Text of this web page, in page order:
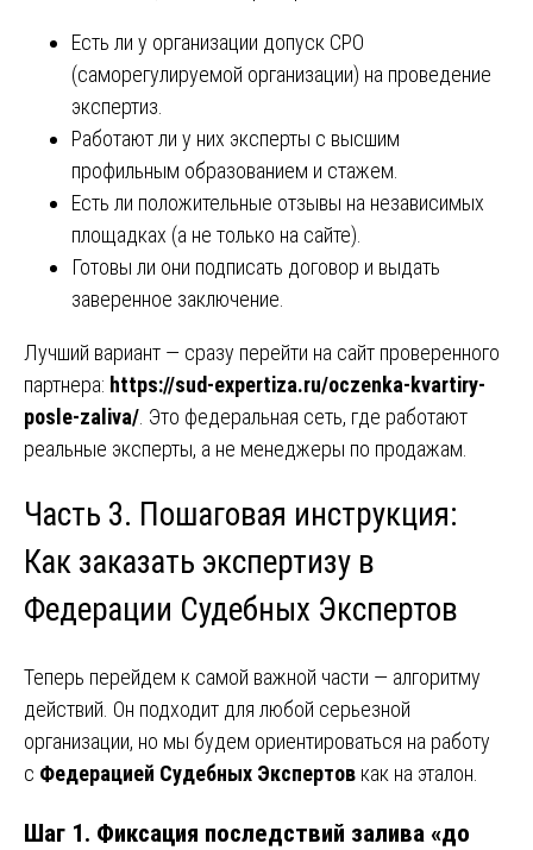
Есть ли у организации допуск СРО
(саморегулируемой организации) на проведение
экспертиз.
Работают ли у них эксперты с высшим
профильным образованием и стажем.
Есть ли положительные отзывы на независимых
площадках (а не только на сайте).
Готовы ли они подписать договор и выдать
заверенное заключение.
Лучший вариант — сразу перейти на сайт проверенного
партнера: https://sud-expertiza.ru/oczenka-kvartiry-
posle-zaliva/ . Это федеральная сеть, где работают
реальные эксперты, а не менеджеры по продажам.
Часть 3. Пошаговая инструкция:
Как заказать экспертизу в
Федерации Судебных Экспертов
Теперь перейдем к самой важной части — алгоритму
действий. Он подходит для любой серьезной
организации, но мы будем ориентироваться на работу
с Федерацией Судебных Экспертов как на эталон.
Шаг 1. Фиксация последствий залива «до